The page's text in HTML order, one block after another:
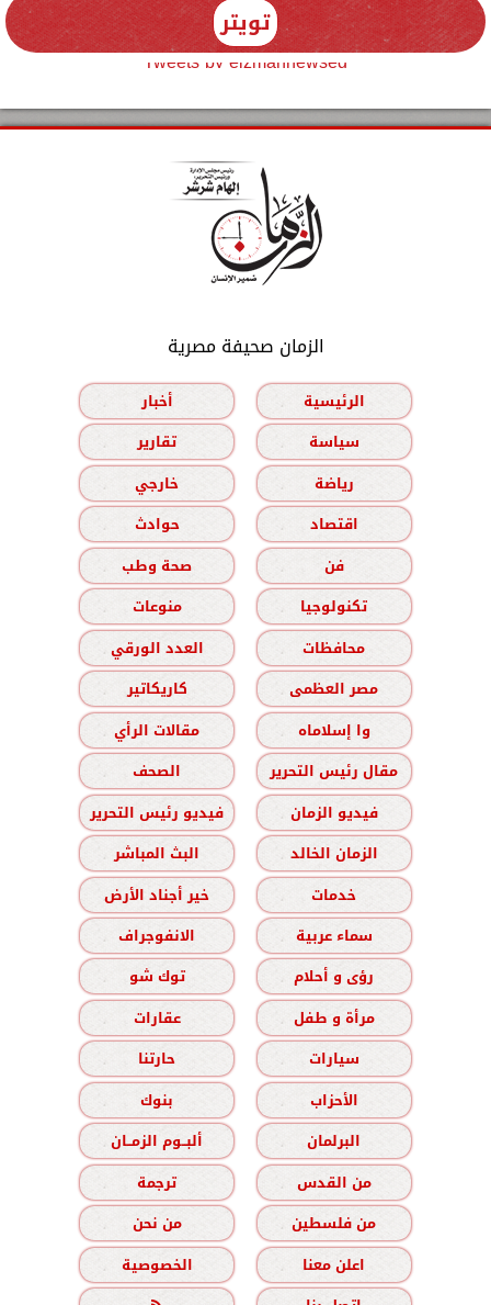
تويتر
Tweets by elzmannewseg
الزمان صحيفة مصرية
الرئيسية
أخبار
سياسة
تقارير
رياضة
خارجي
اقتصاد
حوادث
فن
صحة وطب
تكنولوجيا
منوعات
محافظات
العدد الورقي
مصر العظمى
كاريكاتير
وا إسلاماه
مقالات الرأي
مقال رئيس التحرير
الصحف
فيديو الزمان
فيديو رئيس التحرير
الزمان الخالد
البث المباشر
خدمات
خير أجناد الأرض
سماء عربية
الانفوجراف
رؤى و أحلام
توك شو
مرأة و طفل
عقارات
سيارات
حارتنا
الأحزاب
بنوك
البرلمان
ألبــوم الزمــان
من القدس
ترجمة
من فلسطين
من نحن
اعلن معنا
الخصوصية